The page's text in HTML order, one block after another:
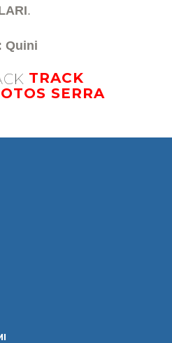
.
Quini
TRACK
SERRA